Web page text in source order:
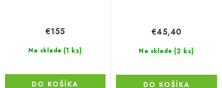
Na sklade (1 ks)
€155
DO KOŠÍKA
Na sklade (2 ks)
€45,40
DO KOŠÍKA